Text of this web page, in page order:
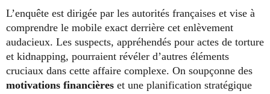
L’enquête est dirigée par les autorités françaises et vise à
comprendre le mobile exact derrière cet enlèvement
audacieux. Les suspects, appréhendés pour actes de torture
et kidnapping, pourraient révéler d’autres éléments
cruciaux dans cette affaire complexe. On soupçonne des
motivations financières et une planification stratégique